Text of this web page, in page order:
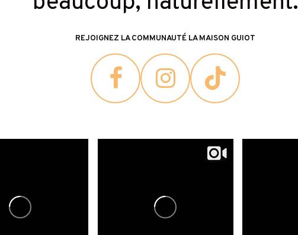
REJOIGNEZ LA COMMUNAUTÉ LA MAISON GUIOT